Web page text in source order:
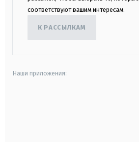
соответствуют вашим интересам.
К РАССЫЛКАМ
Наши приложения: